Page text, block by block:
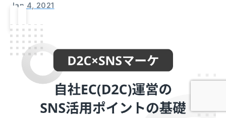
Jan 4, 2021